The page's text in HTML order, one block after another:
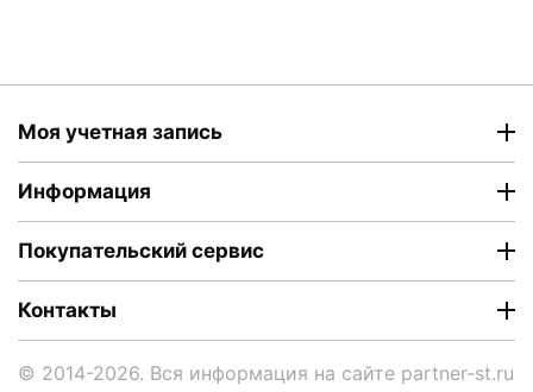
Моя учетная запись
Информация
Покупательский сервис
Контакты
© 2014-2026. Вся информация на сайте partner-st.ru